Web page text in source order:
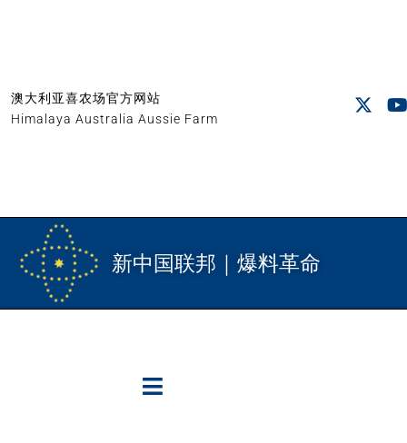
澳大利亚喜农场官方网站
Himalaya Australia Aussie Farm
新中国联邦｜爆料革命